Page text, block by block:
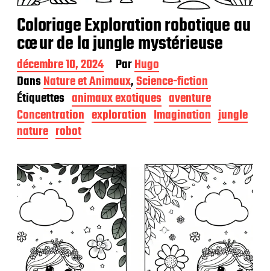
Coloriage Exploration robotique au
cœur de la jungle mystérieuse
D
a
t
e
d
e
p
b
l
i
c
a
t
i
o
décembre 10, 2024 ParHugo
DansNature et Animaux,Science-fiction
Étiquettes animaux exotiques aventure
Concentration exploration Imagination jungle
nature robot